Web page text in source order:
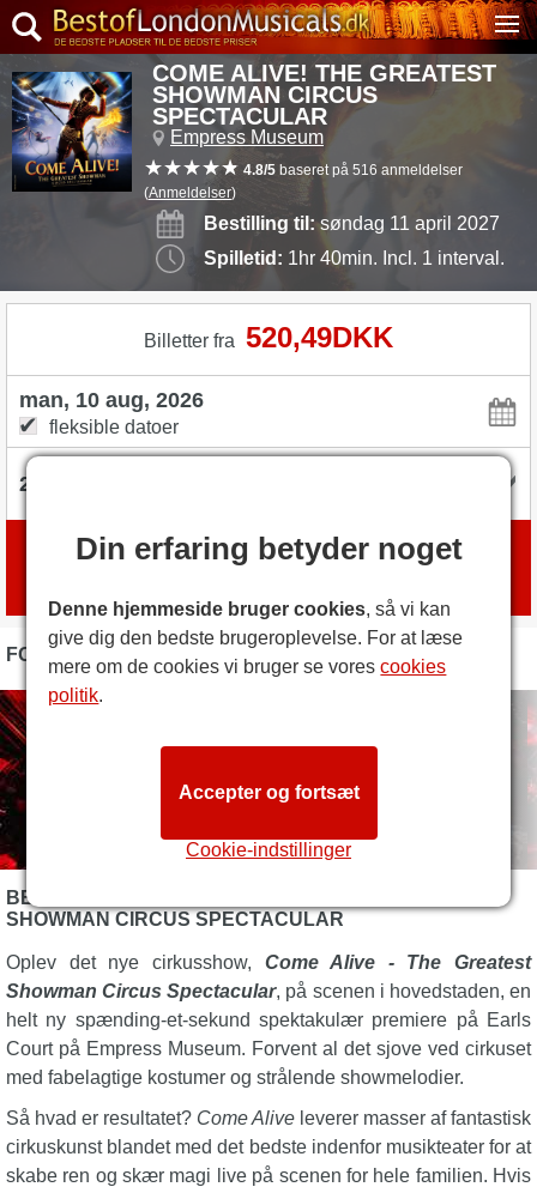
COME ALIVE! THE GREATEST
SHOWMAN CIRCUS
SPECTACULAR
Empress Museum
4.8/5 baseret på 516 anmeldelser
(Anmeldelser)
Bestilling til:søndag 11 april 2027
Spilletid: 1hr 40min. Incl. 1 interval.
Billetter fra 520,49DKK
fleksible datoer
Bestil billetter
FOTOS
BESKRIVELSE AF COME ALIVE! THE GREATEST
SHOWMAN CIRCUS SPECTACULAR
Oplev det nye cirkusshow, Come Alive - The Greatest
Showman Circus Spectacular, på scenen i hovedstaden, en
helt ny spænding-et-sekund spektakulær premiere på Earls
Court på Empress Museum. Forvent al det sjove ved cirkuset
med fabelagtige kostumer og strålende showmelodier.
Så hvad er resultatet? Come Alive leverer masser af fantastisk
cirkuskunst blandet med det bedste indenfor musikteater for at
skabe ren og skær magi live på scenen for hele familien. Hvis
Din erfaring betyder noget
Denne hjemmeside bruger cookies, så vi kan
give dig den bedste brugeroplevelse. For at læse
mere om de cookies vi bruger se vorescookies
politik.
Cookie-indstillinger
Accepter og fortsæt